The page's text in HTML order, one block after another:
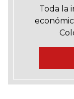
Toda la